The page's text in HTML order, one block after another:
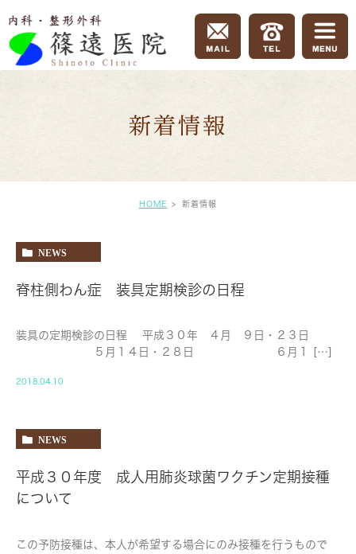
新着情報
HOME 新着情報
NEWS
脊柱側わん症 装具定期検診の日程
装具の定期検診の日程 平成３０年 ４月 ９日・２３日
５月１４日・２８日 ６月１ […]
2018.04.10
NEWS
平成３０年度 成人用肺炎球菌ワクチン定期接種
について
この予防接種は、本人が希望する場合にのみ接種を行うもので